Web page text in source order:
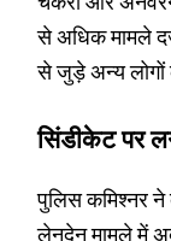
से अधिक मामले
से जुड़े अन्य लोगों
सिंडीकेट पर
पुलिस कमिश्नर
लेनदेन मामले में